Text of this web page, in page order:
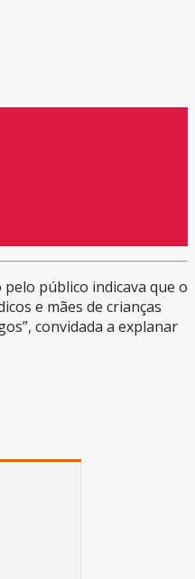
público indicava que o
e mães de crianças
convidada a explanar